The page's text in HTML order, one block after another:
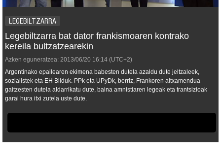
LEGEBILTZARRA
Legebiltzarra bat dator frankismoaren kontrako
kereila bultzatzearekin
Azken eguneratzea: 2013/06/20 16:14 (UTC+2)
Argentinako epailearen ekimena babesten dutela azaldu dute jeltzaleek,
sozialistek eta EH Bilduk. PPk eta UPyDk, berriz, Frankoren altxamendua
gaitzesten dutela aldarrikatu dute, baina amnistiaren legeak eta trantsizioak
garai hura itxi zutela uste dute.